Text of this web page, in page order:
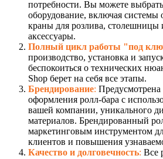
потребности. Вы можете
оборудование, включая системы
краны для розлива, столешницы
аксессуары.
Полный цикл работы "под
производство, установка и
беспокоиться о технических
Shop берет на себя все этапы.
Брендирование:
оформления ролл-бара с
вашей компании, уникального
материалов. Брендированный
маркетинговым инструментом
клиентов и повышения
Качество и долговечность: Все